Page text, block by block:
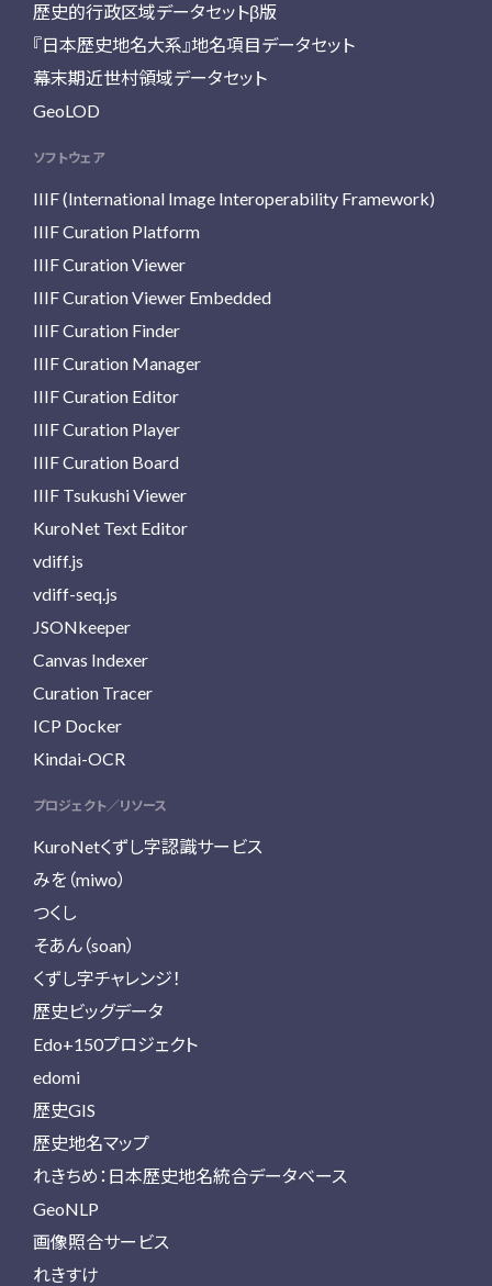
歴史的行政区域データセットβ版
『日本歴史地名大系』地名項目データセット
幕末期近世村領域データセット
GeoLOD
ソフトウェア
IIIF (International Image Interoperability Framework)
IIIF Curation Platform
IIIF Curation Viewer
IIIF Curation Viewer Embedded
IIIF Curation Finder
IIIF Curation Manager
IIIF Curation Editor
IIIF Curation Player
IIIF Curation Board
IIIF Tsukushi Viewer
KuroNet Text Editor
vdiff.js
vdiff-seq.js
JSONkeeper
Canvas Indexer
Curation Tracer
ICP Docker
Kindai-OCR
プロジェクト／リソース
KuroNetくずし字認識サービス
みを（miwo）
つくし
そあん（soan）
くずし字チャレンジ！
歴史ビッグデータ
Edo+150プロジェクト
edomi
歴史GIS
歴史地名マップ
れきちめ：日本歴史地名統合データベース
GeoNLP
画像照合サービス
れきすけ